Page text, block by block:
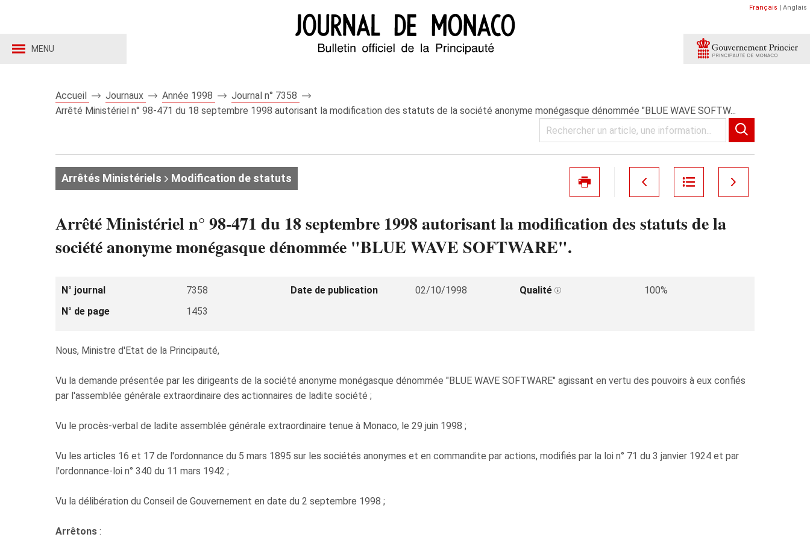
MENU
Français | Anglais
Accueil Journaux Année 1998
Journal n° 7358
Arrêté Ministériel n° 98-471 du 18 septembre 1998 autorisant la modification des statuts de la société anonyme monégasque dénommée "BLUE WAVE SOFTW...
Arrêtés Ministériels Modification de statuts
Arrêté Ministériel n° 98-471 du 18 septembre 1998 autorisant la modification des statuts de la
société anonyme monégasque dénommée "BLUE WAVE SOFTWARE".
N° journal 7358 Date de publication 02/10/1998 Qualité
100%
N° de page
1453
Nous, Ministre d'Etat de la Principauté,
Vu la demande présentée par les dirigeants de la société anonyme monégasque dénommée "BLUE WAVE SOFTWARE" agissant en vertu des pouvoirs à eux confiés
par l'assemblée générale extraordinaire des actionnaires de ladite société ;
Vu le procès-verbal de ladite assemblée générale extraordinaire tenue à Monaco, le 29 juin 1998 ;
Vu les articles 16 et 17 de l'ordonnance du 5 mars 1895 sur les sociétés anonymes et en commandite par actions, modifiés par la loi n° 71 du 3 janvier 1924 et par
l'ordonnance-loi n° 340 du 11 mars 1942 ;
Vu la délibération du Conseil de Gouvernement en date du 2 septembre 1998 ;
Arrêtons :